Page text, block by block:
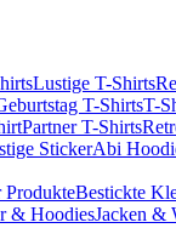
Lustige T-Shirts
T-ShirtsT-
Partner T-Shirts
StickerAbi
Bestickte
& HoodiesJacken &